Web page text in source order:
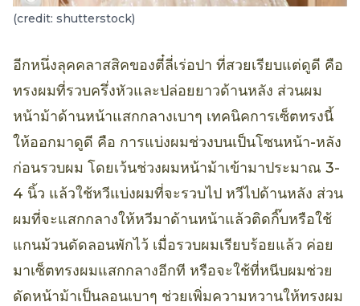
(credit: shutterstock)
อีกหนึ่งลุคคลาสสิคของตี๋ลี่เร่อปา ที่สวยเรียบแต่ดูดี คือ
ทรงผมที่รวบครึ่งหัวและปล่อยยาวด้านหลัง ส่วนผม
หน้าม้าด้านหน้าแสกกลางเบาๆ เทคนิคการเซ็ตทรงนี้
ให้ออกมาดูดี คือ การแบ่งผมช่วงบนเป็นโซนหน้า-หลัง
ก่อนรวบผม โดยเว้นช่วงผมหน้าม้าเข้ามาประมาณ 3-
4 นิ้ว แล้วใช้หวีแบ่งผมที่จะรวบไป หวีไปด้านหลัง ส่วน
ผมที่จะแสกกลางให้หวีมาด้านหน้าแล้วติดกิ๊บหรือใช้
แกนม้วนดัดลอนพักไว้ เมื่อรวบผมเรียบร้อยแล้ว ค่อย
มาเซ็ตทรงผมแสกกลางอีกที หรือจะใช้ที่หนีบผมช่วย
ดัดหน้าม้าเป็นลอนเบาๆ ช่วยเพิ่มความหวานให้ทรงผม